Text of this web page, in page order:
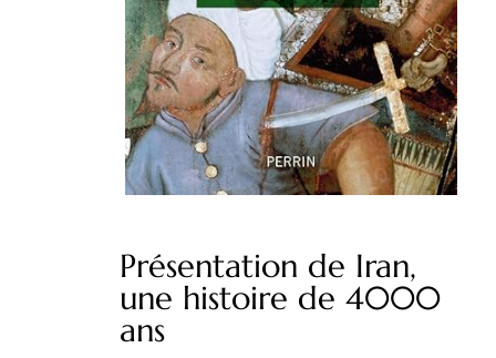
Présentation de Iran,
une histoire de 4000
ans